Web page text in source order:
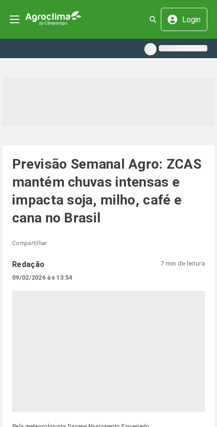
Login
Previsão Semanal Agro: ZCAS
mantém chuvas intensas e
impacta soja, milho, café e
cana no Brasil
Compartilhar
Redação
09/02/2026 às 13:54
7 min de leitura